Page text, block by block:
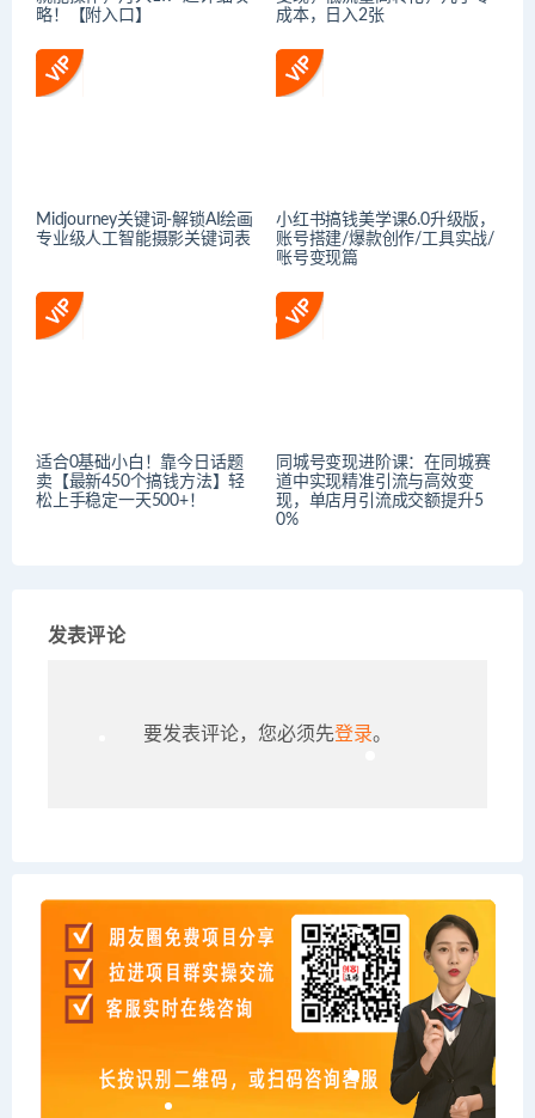
略！【附入口】
成本，日入2张
Midjourney关键词-解锁AI绘画
专业级人工智能摄影关键词表
小红书搞钱美学课6.0升级版，
账号搭建/爆款创作/工具实战/
账号变现篇
适合0基础小白！靠今日话题
卖【最新450个搞钱方法】轻
松上手稳定一天500+！
同城号变现进阶课：在同城赛
道中实现精准引流与高效变
现，单店月引流成交额提升5
0%
发表评论
要发表评论，您必须先登录。